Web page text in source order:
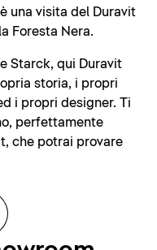
una visita del Duravit
Foresta Nera.
Starck, qui Duravit
storia, i propri
i propri designer. Ti
perfettamente
che potrai provare